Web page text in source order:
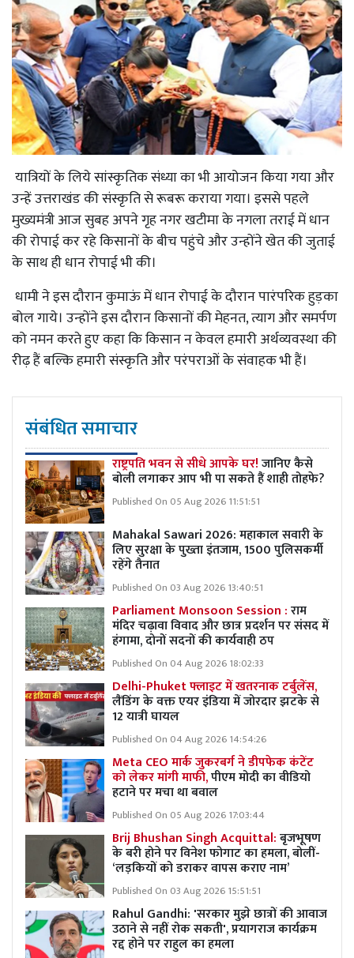
यात्रियों के लिये सांस्कृतिक संध्या का भी आयोजन किया गया और
उन्हें उत्तराखंड की संस्कृति से रूबरू कराया गया। इससे पहले
मुख्यमंत्री आज सुबह अपने गृह नगर खटीमा के नगला तराई में धान
की रोपाई कर रहे किसानों के बीच पहुंचे और उन्होंने खेत की जुताई
के साथ ही धान रोपाई भी की।
धामी ने इस दौरान कुमाऊं में धान रोपाई के दौरान पारंपरिक हुड़का
बोल गाये। उन्होंने इस दौरान किसानों की मेहनत, त्याग और समर्पण
को नमन करते हुए कहा कि किसान न केवल हमारी अर्थव्यवस्था की
रीढ़ हैं बल्कि हमारी संस्कृति और परंपराओं के संवाहक भी हैं।
संबंधित समाचार
राष्ट्रपति भवन से सीधे आपके घर!जानिए कैसे
बोली लगाकर आप भी पा सकते हैं शाही तोहफे?
Published On 05 Aug 2026 11:51:51
Mahakal Sawari 2026: महाकाल सवारी के
लिए सुरक्षा के पुख्ता इंतजाम, 1500 पुलिसकर्मी
रहेंगे तैनात
Published On 03 Aug 2026 13:40:51
Parliament Monsoon Session :राम
मंदिर चढ़ावा विवाद और छात्र प्रदर्शन पर संसद में
हंगामा, दोनों सदनों की कार्यवाही ठप
Published On 04 Aug 2026 18:02:33
Delhi-Phuket फ्लाइट में खतरनाक टर्बुलेंस,
लैंडिंग के वक्त एयर इंडिया में जोरदार झटके से
12 यात्री घायल
Published On 04 Aug 2026 14:54:26
Meta CEO मार्क जुकरबर्ग ने डीपफेक कंटेंट
को लेकर मांगी माफी,पीएम मोदी का वीडियो
हटाने पर मचा था बवाल
Published On 05 Aug 2026 17:03:44
Brij Bhushan Singh Acquittal:बृजभूषण
के बरी होने पर विनेश फोगाट का हमला, बोलीं-
‘लड़कियों को डराकर वापस कराए नाम’
Published On 03 Aug 2026 15:51:51
Rahul Gandhi: 'सरकार मुझे छात्रों की आवाज
उठाने से नहीं रोक सकती', प्रयागराज कार्यक्रम
रद्द होने पर राहुल का हमला